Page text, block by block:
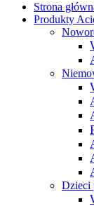
Strona
Produkty
Dzieci